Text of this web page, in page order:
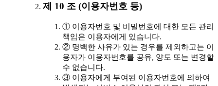
제 10 조 (이용자번호 등)
① 이용자번호 및 비밀번호에 대한 모든 관리
책임은 이용자에게 있습니다.
② 명백한 사유가 있는 경우를 제외하고는 이
용자가 이용자번호를 공유, 양도 또는 변경할
수 없습니다.
③ 이용자에게 부여된 이용자번호에 의하여